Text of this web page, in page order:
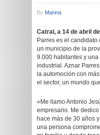
By Marina
Catral, a 14 de abril
Parres es el
un municipio de la
9.000 habitantes y
industrial. Aznar
la automoción con
el sector, un mundo
«Me llamo Antonio
empresario. Me
hace más de 30 años
una persona